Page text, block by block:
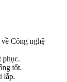
Công nghệ
phục.
tốt.
lắp.